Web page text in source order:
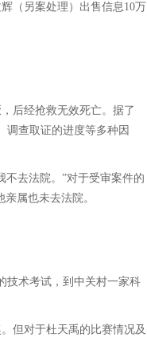
（另案处理）出售信息10万
后经抢救无效死亡。据了
调查取证的进度等多种因
不去法院。”对于受审案件的
属也未去法院。
技术考试，到中关村一家科
但对于杜天禹的比赛情况及